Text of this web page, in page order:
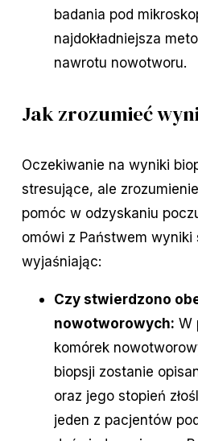
badania pod
najdokładniejsza
nawrotu nowotworu.
Jak zrozumieć
Oczekiwanie na wyniki
stresujące, ale
pomóc w odzyskaniu
omówi z Państwem wyniki
wyjaśniając:
Czy stwierdzono
nowotworowych: W
komórek
biopsji zostanie
oraz jego stopień
jeden z pacjentów